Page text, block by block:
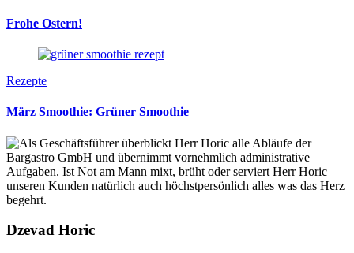
Frohe Ostern!
Rezepte
März Smoothie: Grüner Smoothie
Dzevad Horic